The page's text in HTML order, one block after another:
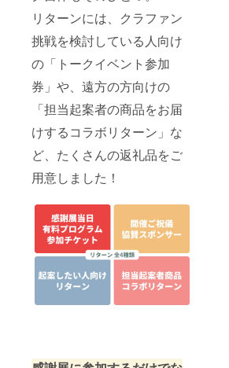
リターンには、クラファン
挑戦を検討している人向け
の「トークイベント参加
券」や、遠方の方向けの
「担当起案者の商品をお届
けするコラボリターン」な
ど、たくさんの返礼品をご
用意しました！